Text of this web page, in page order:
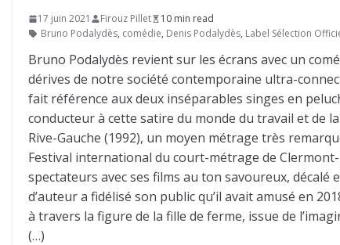
17 juin 2021 Firouz Pillet
10 min read
Bruno Podalydès, comédie, Denis Podalydès, Label Sélection
Bruno Podalydès revient sur les écrans avec un
dérives de notre société contemporaine ultra-
fait référence aux deux inséparables singes en
conducteur à cette satire du monde du travail et de
Rive-Gauche (1992), un moyen métrage très
Festival international du court-métrage de
spectateurs avec ses films au ton savoureux, décalé
d’auteur a fidélisé son public qu’il avait amusé en
à travers la figure de la fille de ferme, issue de
(…)